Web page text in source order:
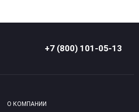
+7 (800) 101-05-13
О КОМПАНИИ